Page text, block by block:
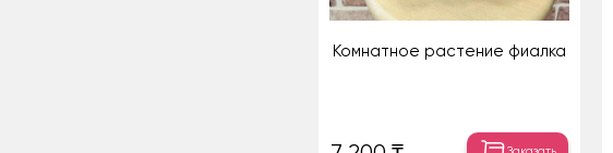
Комнатное растение фиалка